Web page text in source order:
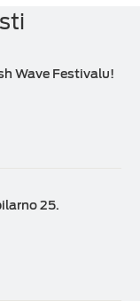
Wave Festivalu!
25.